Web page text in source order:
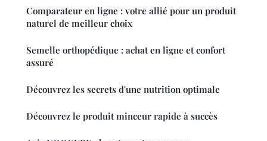
Comparateur en ligne : votre allié pour un produit
naturel de meilleur choix
Semelle orthopédique : achat en ligne et confort
assuré
Découvrez les secrets d'une nutrition optimale
Découvrez le produit minceur rapide à succès